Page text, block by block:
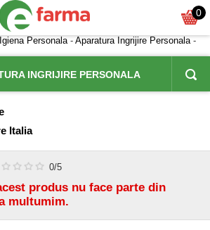
0
Personala- Aparatura Ingrijire Personala-
INGRIJIRE PERSONALA
Italia
0/5
produs nu face parte din
multumim.